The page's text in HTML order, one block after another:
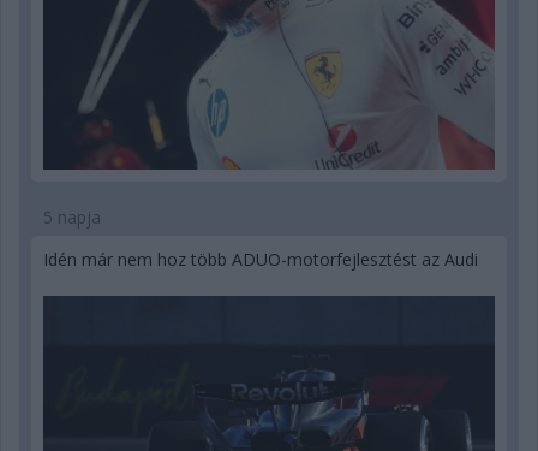
5 napja
Idén már nem hoz több ADUO-motorfejlesztést az Audi